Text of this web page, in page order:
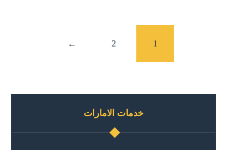
1
2
←
خدمات الامارات